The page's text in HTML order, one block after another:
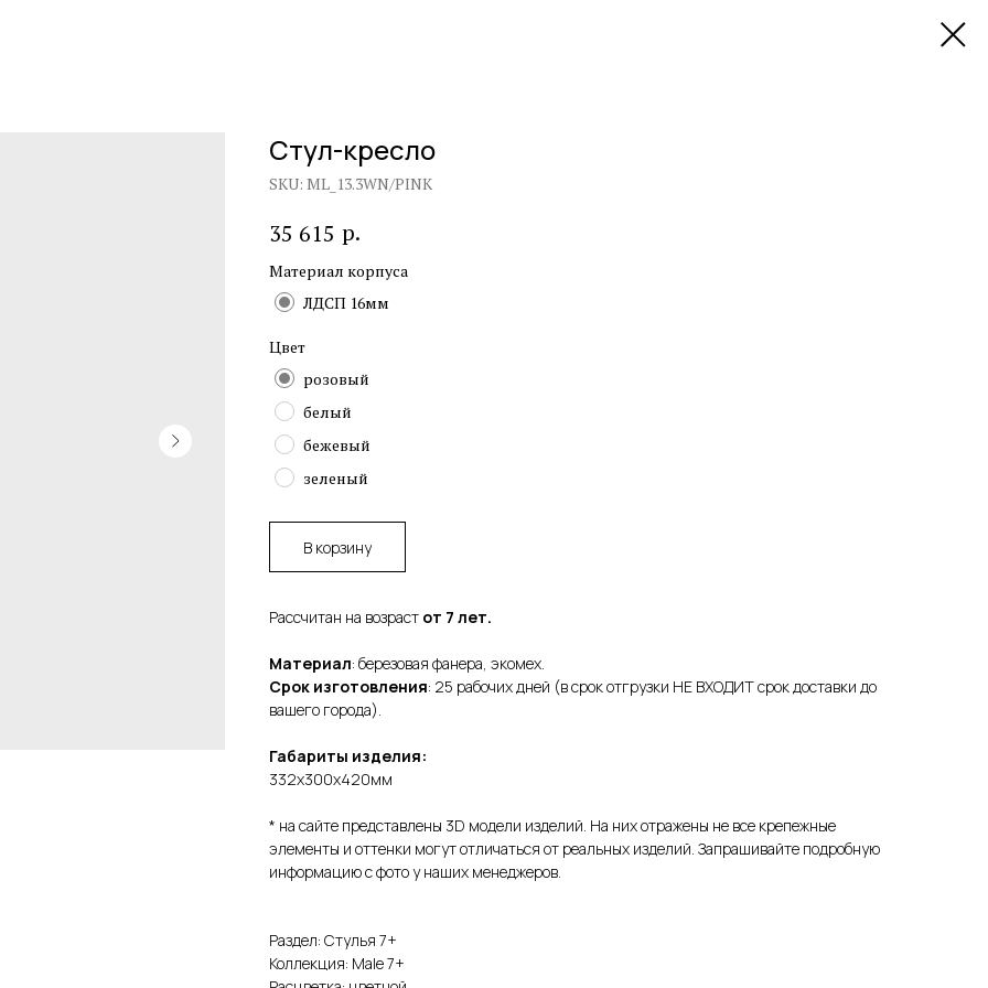
Стул-кресло
SKU: ML_13.3WN/PINK
35 615 р.
Материал корпуса
ЛДСП 16мм
Цвет
розовый
белый
бежевый
зеленый
В корзину
Рассчитан на возраст от 7 лет.
Материал: березовая фанера, экомех.
Срок изготовления: 25 рабочих дней (в срок отгрузки НЕ ВХОДИТ срок доставки до
вашего города).
Габариты изделия:
332х300х420мм
* на сайте представлены 3D модели изделий. На них отражены не все крепежные
элементы и оттенки могут отличаться от реальных изделий. Запрашивайте подробную
информацию с фото у наших менеджеров.
Раздел: Стулья 7+
Коллекция: Male 7+